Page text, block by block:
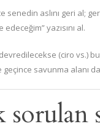
senedin aslını geri al;
edeceğim” yazısını al.
(ciro vs.)
geçince savunma alanı
sorulan